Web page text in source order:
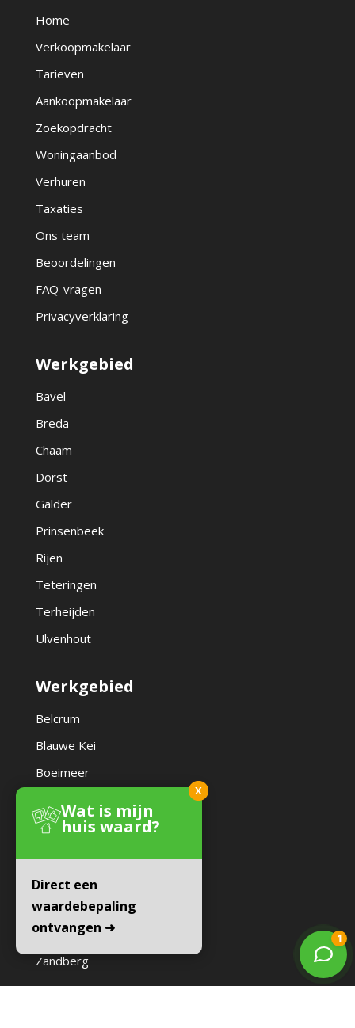
Home
Verkoopmakelaar
Tarieven
Aankoopmakelaar
Zoekopdracht
Woningaanbod
Verhuren
Taxaties
Ons team
Beoordelingen
FAQ-vragen
Privacyverklaring
Werkgebied
Bavel
Breda
Chaam
Dorst
Galder
Prinsenbeek
Rijen
Teteringen
Terheijden
Ulvenhout
Werkgebied
Belcrum
Blauwe Kei
Boeimeer
Ginneken
Heusdenhout
IJpelaar
Princenhage
Zandberg
Wat is mijn
huis waard?
Direct een
waardebepaling
ontvangen ➜
X